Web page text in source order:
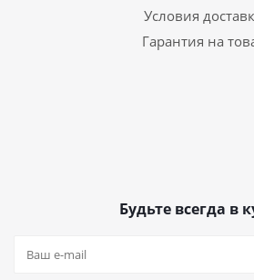
Условия
Гарантия на
Будьте всегда в